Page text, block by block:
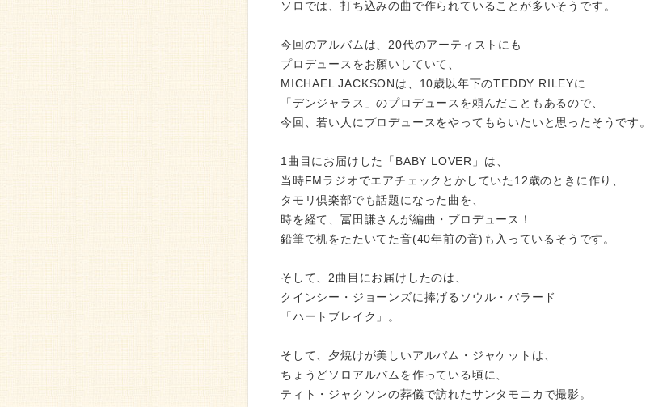
ソロでは、打ち込みの曲で作られていることが多いそうです。
今回のアルバムは、20代のアーティストにも
プロデュースをお願いしていて、
MICHAEL JACKSONは、10歳以年下のTEDDY RILEYに
「デンジャラス」のプロデュースを頼んだこともあるので、
今回、若い人にプロデュースをやってもらいたいと思ったそうです。
1曲目にお届けした「BABY LOVER」は、
当時FMラジオでエアチェックとかしていた12歳のときに作り、
タモリ倶楽部でも話題になった曲を、
時を経て、冨田謙さんが編曲・プロデュース！
鉛筆で机をたたいてた音(40年前の音)も入っているそうです。
そして、2曲目にお届けしたのは、
クインシー・ジョーンズに捧げるソウル・バラード
「ハートブレイク」。
そして、夕焼けが美しいアルバム・ジャケットは、
ちょうどソロアルバムを作っている頃に、
ティト・ジャクソンの葬儀で訪れたサンタモニカで撮影。